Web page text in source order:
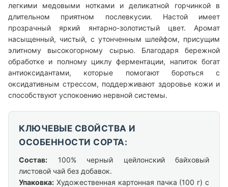
легкими медовыми нотками и деликатной горчинкой в
длительном приятном послевкусии. Настой имеет
прозрачный яркий янтарно-золотистый цвет. Аромат
насыщенный, чистый, с утонченным шлейфом, присущим
элитному высокогорному сырью. Благодаря бережной
обработке и полному циклу ферментации, напиток богат
антиоксидантами, которые помогают бороться с
оксидативным стрессом, поддерживают здоровье кожи и
способствуют успокоению нервной системы.
КЛЮЧЕВЫЕ СВОЙСТВА И
ОСОБЕННОСТИ СОРТА:
Состав: 100% черный цейлонский байховый
листовой чай без добавок.
Упаковка: Художественная картонная пачка (100 г) с